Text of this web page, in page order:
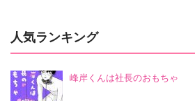
人気ランキング
峰岸くんは社長のおもちゃ